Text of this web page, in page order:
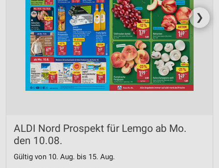
❯
ALDI Nord Prospekt für Lemgo ab Mo.
den 10.08.
Gültig von 10. Aug. bis 15. Aug.